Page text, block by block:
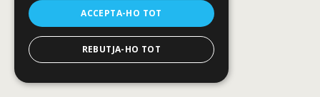
ACCEPTA-HO TOT
REBUTJA-HO TOT